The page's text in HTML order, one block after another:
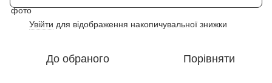
Увійти для відображення накопичувальної знижки
До обраного Порівняти